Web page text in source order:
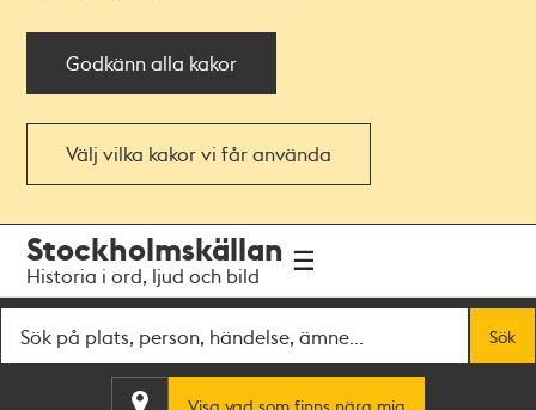
Godkänn alla kakor
Välj vilka kakor vi får använda
navigationen
huvudinnehållet
Stockholmskällan
Historia i ord, ljud och bild
Sök
Visa vad som finns nära mig